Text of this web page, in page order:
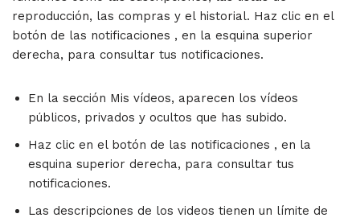
reproducción, las compras y el historial. Haz clic en el
botón de las notificaciones , en la esquina superior
derecha, para consultar tus notificaciones.
En la sección Mis vídeos, aparecen los vídeos
públicos, privados y ocultos que has subido.
Haz clic en el botón de las notificaciones , en la
esquina superior derecha, para consultar tus
notificaciones.
Las descripciones de los videos tienen un límite de